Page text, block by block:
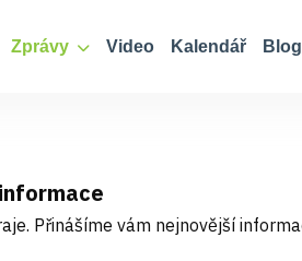
Zprávy Video Kalendář Blog
Přinášíme vám nejnovější